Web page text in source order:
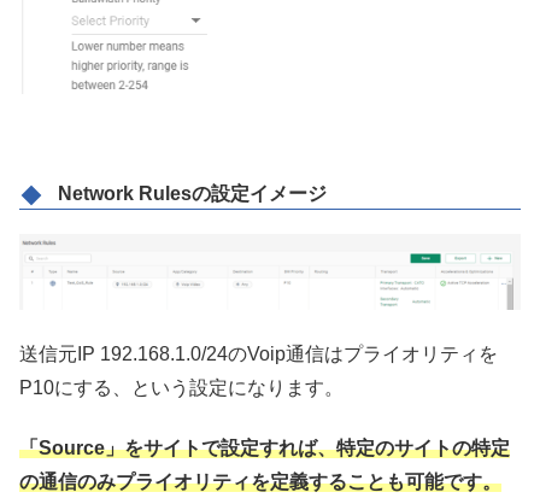
Network Rulesの設定イメージ
送信元IP 192.168.1.0/24のVoip通信はプライオリティを
P10にする、という設定になります。
「Source」をサイトで設定すれば、特定のサイトの特定
の通信のみプライオリティを定義することも可能です。